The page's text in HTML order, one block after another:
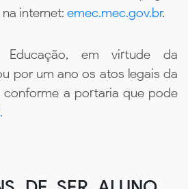
internet: emec.mec.gov.br.
em virtude da
por um ano os atos legais da
conforme a portaria que pode